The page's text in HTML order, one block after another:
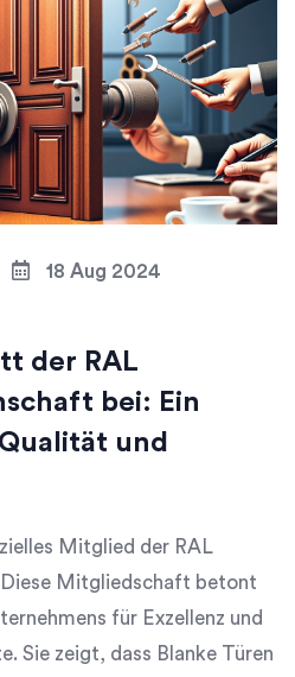
18 Aug 2024
der RAL
bei: Ein
und
Mitglied der RAL
Mitgliedschaft betont
für Exzellenz und
Sie zeigt, dass Blanke Türen